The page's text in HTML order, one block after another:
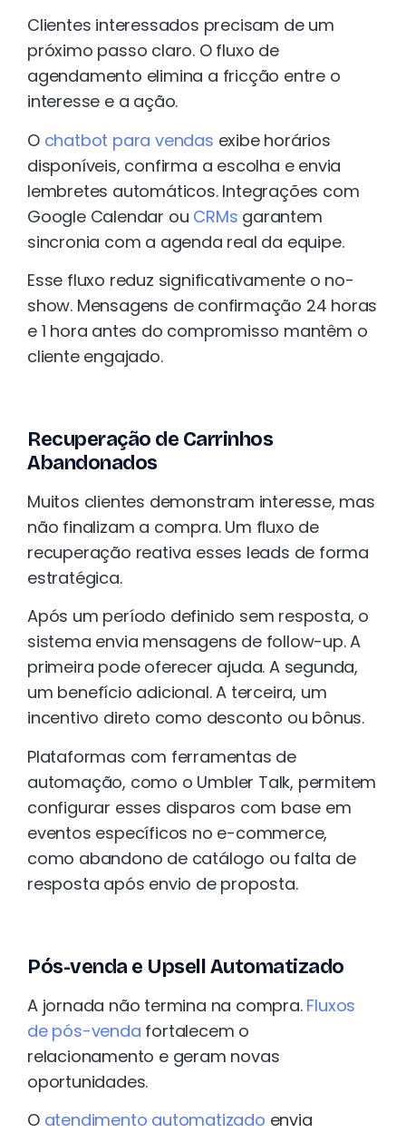
Clientes interessados precisam de um
próximo passo claro. O fluxo de
agendamento elimina a fricção entre o
interesse e a ação.
O chatbot para vendas exibe horários
disponíveis, confirma a escolha e envia
lembretes automáticos. Integrações com
Google Calendar ou CRMs garantem
sincronia com a agenda real da equipe.
Esse fluxo reduz significativamente o no-
show. Mensagens de confirmação 24 horas
e 1 hora antes do compromisso mantêm o
cliente engajado.
Recuperação de Carrinhos
Abandonados
Muitos clientes demonstram interesse, mas
não finalizam a compra. Um fluxo de
recuperação reativa esses leads de forma
estratégica.
Após um período definido sem resposta, o
sistema envia mensagens de follow-up. A
primeira pode oferecer ajuda. A segunda,
um benefício adicional. A terceira, um
incentivo direto como desconto ou bônus.
Plataformas com ferramentas de
automação, como o Umbler Talk, permitem
configurar esses disparos com base em
eventos específicos no e-commerce,
como abandono de catálogo ou falta de
resposta após envio de proposta.
Pós-venda e Upsell Automatizado
A jornada não termina na compra. Fluxos
de pós-venda fortalecem o
relacionamento e geram novas
oportunidades.
O atendimento automatizado envia